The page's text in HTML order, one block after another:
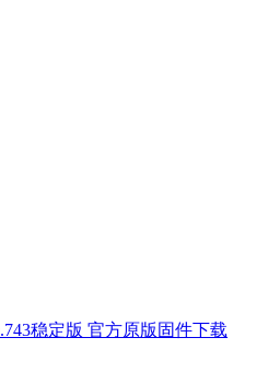
稳定版 官方原版固件下载